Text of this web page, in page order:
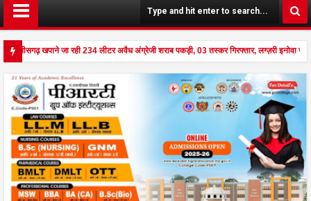
छत्तीसगढ़ खपाने जा रही 234 लीटर अवैध अंग्रेजी शराब पकड़ी, 03 तस्कर गिरफ्तार, लग्ज़री इनोवा
से दहला अनूपपुर - घर पर किसान व नौकरानी का मिला रक्तरंजित शव, पत्नी गंभीर घायल में मेडिकल